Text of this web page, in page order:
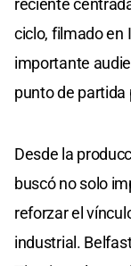
reciente
ciclo, filmado en
importante
punto de partida
Desde la
buscó no solo
reforzar el
industrial.